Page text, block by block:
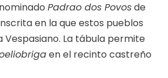
Padrao dos Povosde
en la que estos pueblos
Vespasiano. La tábula permite
en el recinto castreño